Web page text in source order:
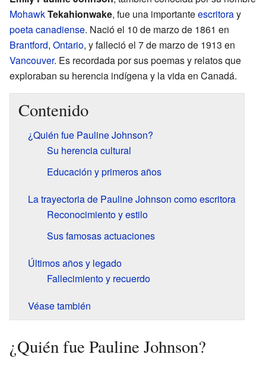
MohawkTekahionwake, fue una importanteescritoray
poetacanadiense. Nació el 10 de marzo de 1861 en
Brantford, Ontario, y falleció el 7 de marzo de 1913 en
Vancouver. Es recordada por sus poemas y relatos que
exploraban su herencia indígena y la vida en Canadá.
Contenido
¿Quién fue Pauline Johnson?
Su herencia cultural
Educación y primeros años
La trayectoria de Pauline Johnson como escritora
Reconocimiento y estilo
Sus famosas actuaciones
Últimos años y legado
Fallecimiento y recuerdo
Véase también
¿Quién fue Pauline Johnson?